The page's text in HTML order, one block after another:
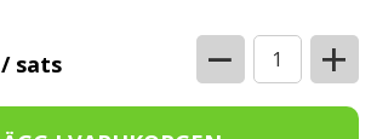
/ sats − +